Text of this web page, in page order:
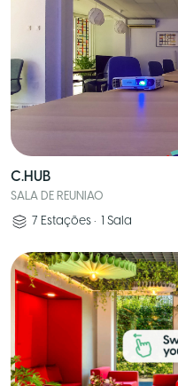
C.HUB
SALA DE REUNIAO
7 Estações • 1 Sala